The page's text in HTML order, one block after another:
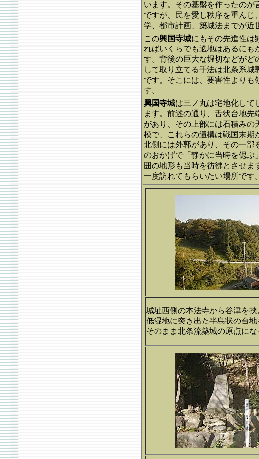
います。その基盤を作ったのが
ですが、民を愛し秩序を重んじ
学、都市計画、築城法までが近
この興国寺城にもその先進性は
ればいくらでも適地はあるにも
す。背後の巨大な堀切などがど
して取り立てる手法は北条系
です。そこには、要害性よりも
す。
興国寺城は三ノ丸は宅地化して
ます。前述の通り、舌状台地
があり、その上部には石積みの
模で、これらの遺構は戦国末期
北側には外郭があり、その一部
のおかげで「静かに当時を偲ぶ
囲の地形も当時を彷彿とさせま
一度訪れてもらいたい場所です。
城址西側の本法寺から谷津を挟
低湿地に突き出た半島状の台
そのまま北条流築城の原点にな